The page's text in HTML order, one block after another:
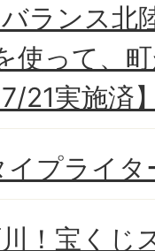
バランス
使って、
21実施済
プライ
川！宝くじ